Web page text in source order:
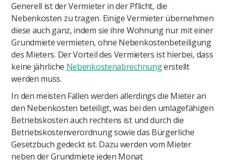
Generell ist der Vermieter in der Pflicht, die
Nebenkosten zu tragen. Einige Vermieter übernehmen
diese auch ganz, indem sie ihre Wohnung nur mit einer
Grundmiete vermieten, ohne Nebenkostenbeteiligung
des Mieters. Der Vorteil des Vermieters ist hierbei, dass
keine jährliche Nebenkostenabrechnungerstellt
werden muss.
In den meisten Fällen werden allerdings die Mieter an
den Nebenkosten beteiligt, was bei den umlagefähigen
Betriebskosten auch rechtens ist und durch die
Betriebskostenverordnung sowie das Bürgerliche
Gesetzbuch gedeckt ist. Dazu werden vom Mieter
neben der Grundmiete jeden Monat